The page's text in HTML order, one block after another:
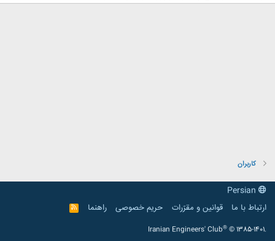
کاربران
ارتباط با ما
قوانین و مقرّرات حریم خصوصی راهنما
R
S
Iranian Engineers' Club® © 1385-1401.